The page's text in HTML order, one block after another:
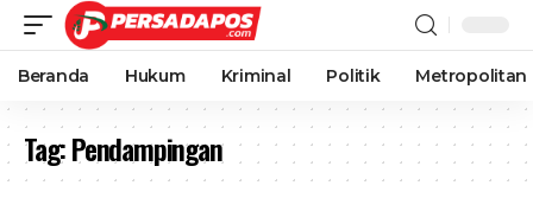
Beranda Hukum Kriminal Politik Metropolitan
Tag:Pendampingan